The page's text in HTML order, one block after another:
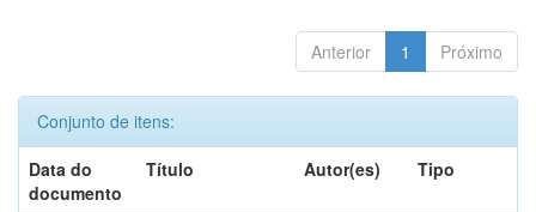
Anterior 1 Próximo
Conjunto de itens:
Data do
documento
Título Autor(es) Tipo